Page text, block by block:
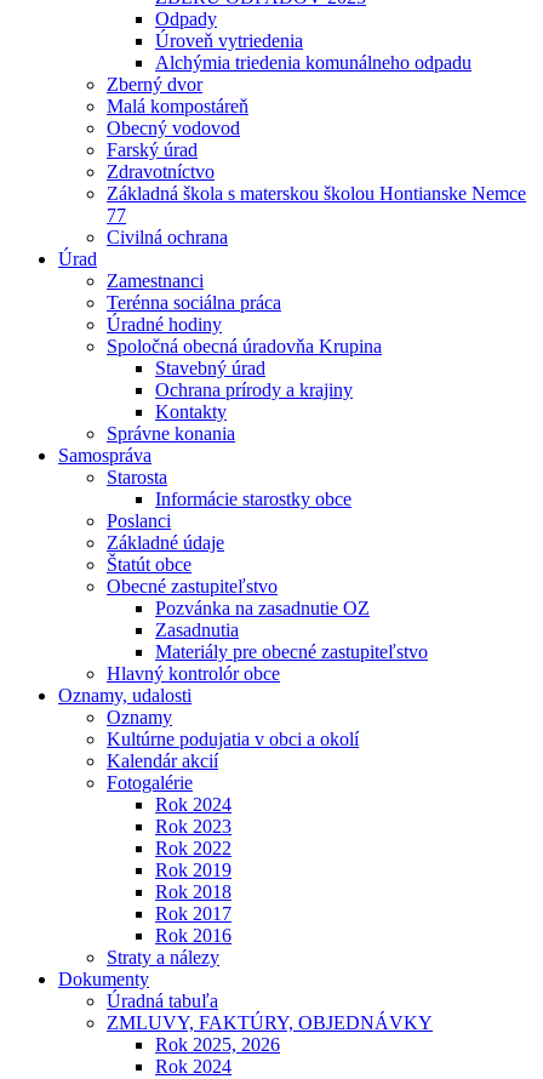
Odpady
Úroveň vytriedenia
Alchýmia triedenia komunálneho odpadu
Zberný dvor
Malá kompostáreň
Obecný vodovod
Farský úrad
Zdravotníctvo
Základná škola s materskou školou Hontianske Nemce
77
Civilná ochrana
Úrad
Zamestnanci
Terénna sociálna práca
Úradné hodiny
Spoločná obecná úradovňa Krupina
Stavebný úrad
Ochrana prírody a krajiny
Kontakty
Správne konania
Samospráva
Starosta
Informácie starostky obce
Poslanci
Základné údaje
Štatút obce
Obecné zastupiteľstvo
Pozvánka na zasadnutie OZ
Zasadnutia
Materiály pre obecné zastupiteľstvo
Hlavný kontrolór obce
Oznamy, udalosti
Oznamy
Kultúrne podujatia v obci a okolí
Kalendár akcií
Fotogalérie
Rok 2024
Rok 2023
Rok 2022
Rok 2019
Rok 2018
Rok 2017
Rok 2016
Straty a nálezy
Dokumenty
Úradná tabuľa
ZMLUVY, FAKTÚRY, OBJEDNÁVKY
Rok 2025, 2026
Rok 2024